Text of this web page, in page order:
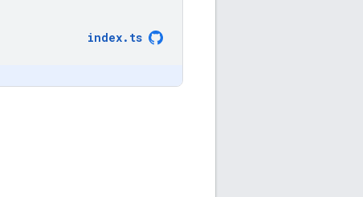
index. ts